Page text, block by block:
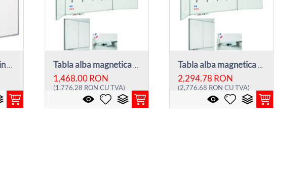
Tabla Alba , rama din aluminiu, 120 x 240... Tabla alba magnetica cu 5 suprafete, 90 x...
1,468.00 RON
(1,776.28 RON CU TVA)
Tabla alba magnetica cu 5 suprafete, 100 ...
2,294.78 RON
(2,776.68 RON CU TVA)